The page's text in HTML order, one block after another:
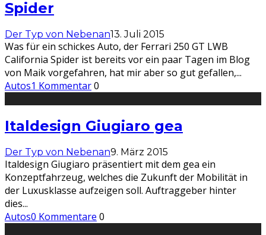
Spider
Der Typ von Nebenan13. Juli 2015
Was für ein schickes Auto, der Ferrari 250 GT LWB
California Spider ist bereits vor ein paar Tagen im Blog
von Maik vorgefahren, hat mir aber so gut gefallen,...
Autos1 Kommentar0
Italdesign Giugiaro gea
Der Typ von Nebenan9. März 2015
Italdesign Giugiaro präsentiert mit dem gea ein
Konzeptfahrzeug, welches die Zukunft der Mobilität in
der Luxusklasse aufzeigen soll. Auftraggeber hinter
dies...
Autos0 Kommentare 0